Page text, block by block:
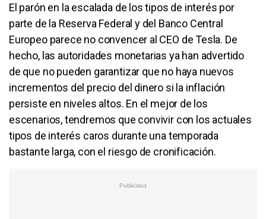
El parón en la escalada de los tipos de interés por
parte de la Reserva Federal y del Banco Central
Europeo parece no convencer al CEO de Tesla. De
hecho, las autoridades monetarias ya han advertido
de que no pueden garantizar que no haya nuevos
incrementos del precio del dinero si la inflación
persiste en niveles altos. En el mejor de los
escenarios, tendremos que convivir con los actuales
tipos de interés caros durante una temporada
bastante larga, con el riesgo de cronificación.